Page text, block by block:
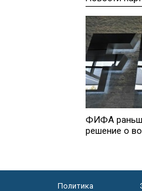
ФИФА
решение о
Политика